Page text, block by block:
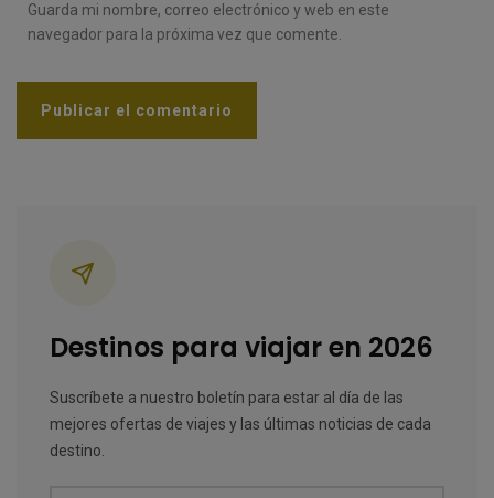
Guarda mi nombre, correo electrónico y web en este
navegador para la próxima vez que comente.
Destinos para viajar en 2026
Suscríbete a nuestro boletín para estar al día de las
mejores ofertas de viajes y las últimas noticias de cada
destino.